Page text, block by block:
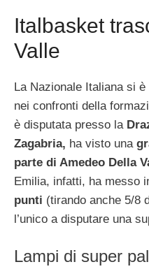
Italbasket
Valle
La Nazionale Italiana si
nei confronti della
è disputata presso la
Zagabria, ha visto una
parte di Amedeo Della
Emilia, infatti, ha messo
punti (tirando anche 5/8
l’unico a disputare una
Lampi di super